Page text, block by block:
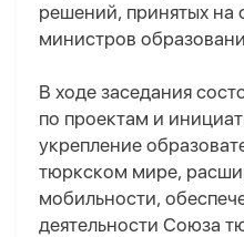
решений, принятых на
министров
В ходе заседания
по проектам и
укрепление
тюркском мире,
мобильности,
деятельности Союза